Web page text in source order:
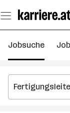
Seiteninhalt
springen
Jobsuche